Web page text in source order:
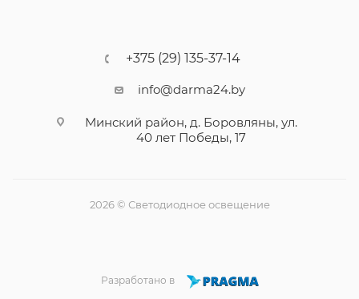
+375 (29) 135-37-14
info@darma24.by
Минский район, д. Боровляны, ул.
40 лет Победы, 17
2026 © Светодиодное освещение
Разработано в